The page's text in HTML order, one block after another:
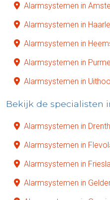
Alarmsystemen in
Alarmsystemen in
Alarmsystemen in
Alarmsystemen in
Alarmsystemen in
Bekijk de specialisten
Alarmsystemen in
Alarmsystemen in
Alarmsystemen in
Alarmsystemen in